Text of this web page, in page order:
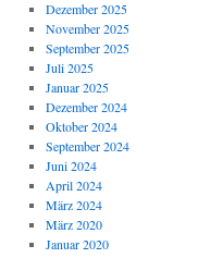
Dezember 2025
November 2025
September 2025
Juli 2025
Januar 2025
Dezember 2024
Oktober 2024
September 2024
Juni 2024
April 2024
März 2024
März 2020
Januar 2020